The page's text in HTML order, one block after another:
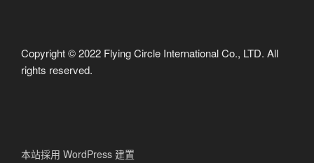
Copyright © 2022 Flying Circle International Co., LTD. All
rights reserved.
本站採用 WordPress 建置